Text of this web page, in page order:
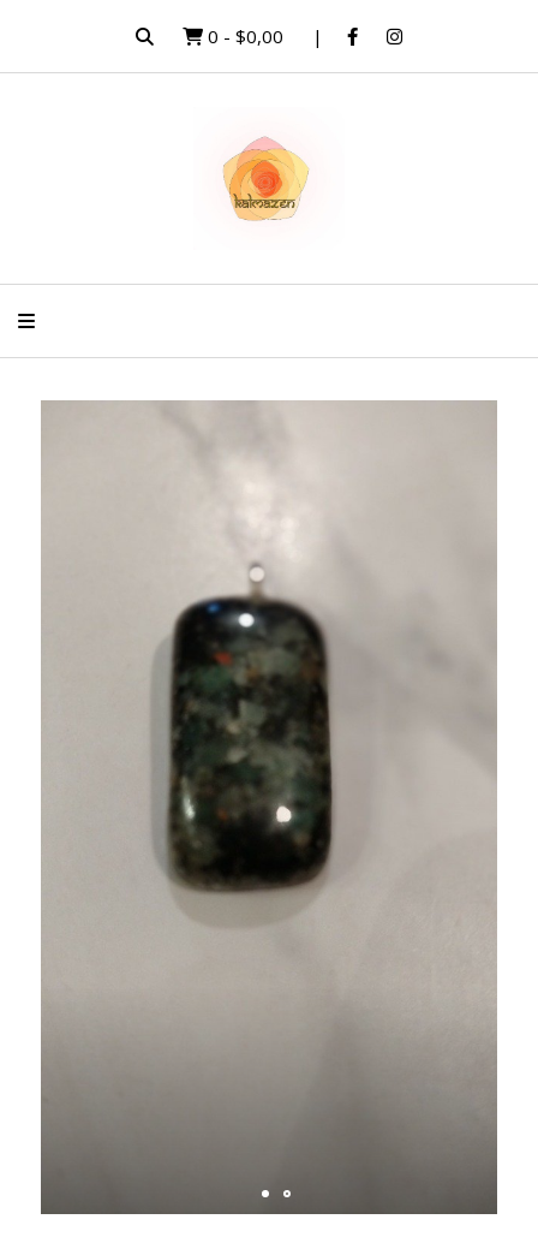
0 - $0,00